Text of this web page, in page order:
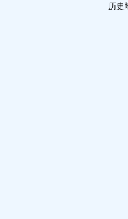
历史